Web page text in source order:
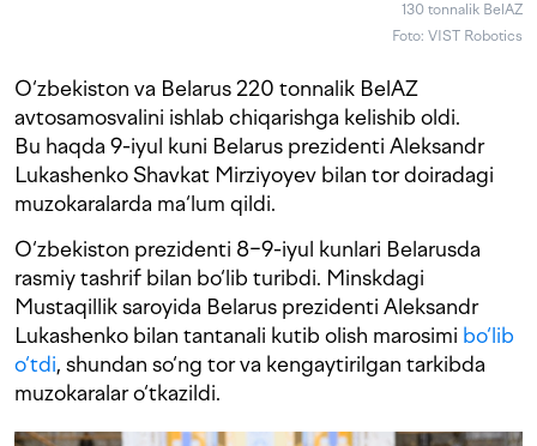
130 tonnalik BelAZ
Foto: VIST Robotics
O‘zbekiston va Belarus 220 tonnalik BelAZ
avtosamosvalini ishlab chiqarishga kelishib oldi.
Bu haqda 9-iyul kuni Belarus prezidenti Aleksandr
Lukashenko Shavkat Mirziyoyev bilan tor doiradagi
muzokaralarda ma‘lum qildi.
O‘zbekiston prezidenti 8−9-iyul kunlari Belarusda
rasmiy tashrif bilan bo‘lib turibdi. Minskdagi
Mustaqillik saroyida Belarus prezidenti Aleksandr
Lukashenko bilan tantanali kutib olish marosimi bo‘lib
o‘tdi, shundan so‘ng tor va kengaytirilgan tarkibda
muzokaralar o‘tkazildi.